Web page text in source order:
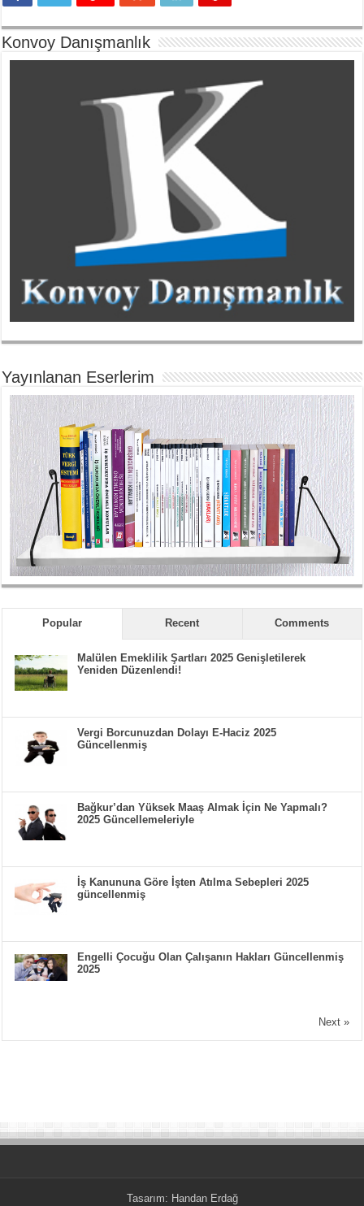
Konvoy Danışmanlık
Yayınlanan Eserlerim
Popular Recent Comments
Malülen Emeklilik Şartları 2025 Genişletilerek
Yeniden Düzenlendi!
Vergi Borcunuzdan Dolayı E-Haciz 2025
Güncellenmiş
Bağkur’dan Yüksek Maaş Almak İçin Ne Yapmalı?
2025 Güncellemeleriyle
İş Kanununa Göre İşten Atılma Sebepleri 2025
güncellenmiş
Engelli Çocuğu Olan Çalışanın Hakları Güncellenmiş
2025
Next »
Tasarım: Handan Erdağ